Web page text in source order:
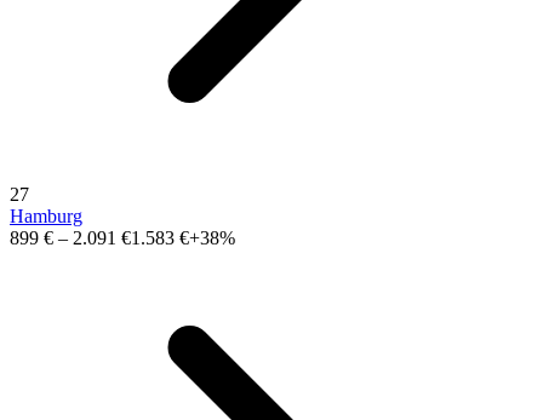
27
Hamburg
899 € – 2.091 €1.583 €+38%